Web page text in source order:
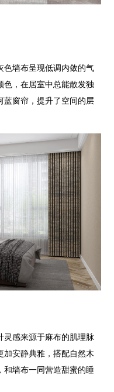
色墙布呈现低调内敛的气
色，在居室中总能散发独
蓝窗帘，提升了空间的层
灵感来源于麻布的肌理脉
加安静典雅，搭配自然木
和墙布一同营造甜蜜的睡